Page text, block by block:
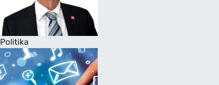
Politika